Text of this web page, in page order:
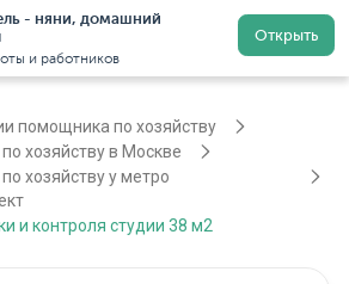
- няни, домашний
и работников
Открыть
Регистрация
помощника по хозяйству
хозяйству в Москве
хозяйству у метро
и контроля студии 38 м2